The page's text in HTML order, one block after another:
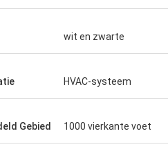
wit en zwarte
HVAC-systeem
Gebied 1000 vierkante voet